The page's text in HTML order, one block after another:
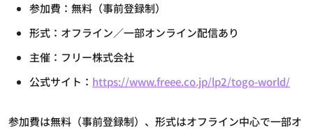
参加費：無料（事前登録制）
形式：オフライン／一部オンライン配信あり
主催：フリー株式会社
公式サイト： https://www.freee.co.jp/lp2/togo-world/
参加費は無料（事前登録制）、形式はオフライン中心で一部オ